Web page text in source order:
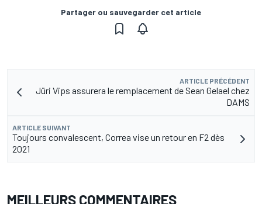
Partager ou sauvegarder cet article
ARTICLE PRÉCÉDENT
Jüri Vips assurera le remplacement de Sean Gelael chez
DAMS
ARTICLE SUIVANT
Toujours convalescent, Correa vise un retour en F2 dès
2021
MEILLEURS COMMENTAIRES